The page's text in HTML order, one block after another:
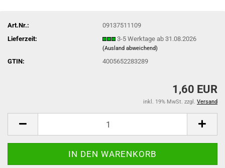
Art.Nr.:
09137511109
Lieferzeit:
3-5 Werktage ab 31.08.2026
(Ausland abweichend)
GTIN: 4005652283289
1,60 EUR
inkl. 19% MwSt. zzgl. Versand